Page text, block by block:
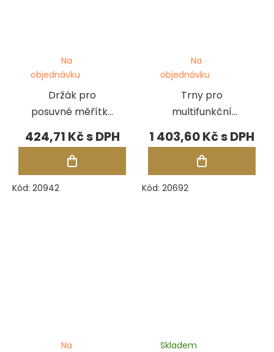
Držák pro
posuvné měřítko
na stojan k
mikroskopu Jura
by GRS
Na
objednávku
424,71 Kč
Kód: 20942
Trny pro
multifunkční
kovadlinu
Durston, sada 3
ks, ploché
Na
objednávku
1 403,60 Kč
Kód: 20692
Na
Skladem